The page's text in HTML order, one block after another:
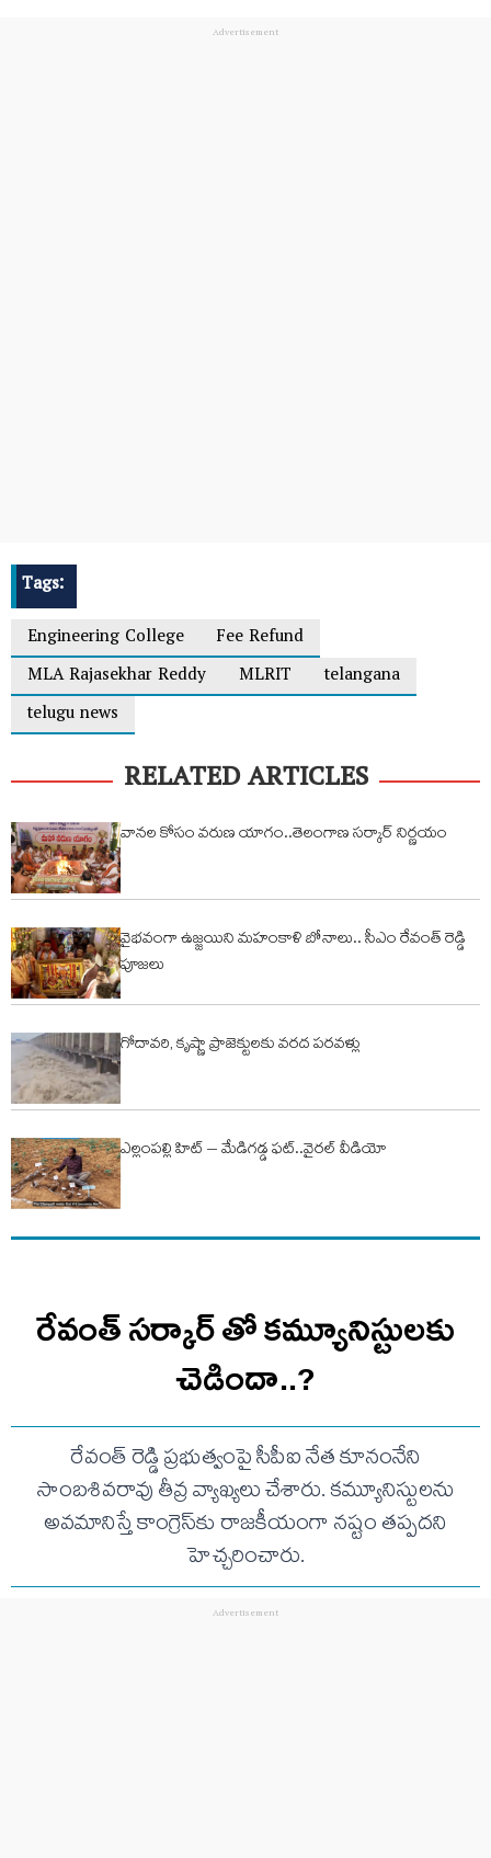
Tags:
Engineering College
Fee Refund
MLA Rajasekhar Reddy
MLRIT
telangana
telugu news
RELATED ARTICLES
వానల కోసం వరుణ యాగం..తెలంగాణ సర్కార్ నిర్ణయం
వైభవంగా ఉజ్జయిని మహంకాళి బోనాలు.. సీఎం రేవంత్ రెడ్డి
పూజలు
గోదావరి, కృష్ణా ప్రాజెక్టులకు వరద పరవళ్లు
ఎల్లంపల్లి హిట్ – మేడిగడ్డ ఫట్..వైరల్ వీడియో
రేవంత్ సర్కార్ తో కమ్యూనిస్టులకు
చెడిందా..?
రేవంత్ రెడ్డి ప్రభుత్వంపై సీపీఐ నేత కూనంనేని
సాంబశివరావు తీవ్ర వ్యాఖ్యలు చేశారు. కమ్యూనిస్టులను
అవమానిస్తే కాంగ్రెస్‌కు రాజకీయంగా నష్టం తప్పదని
హెచ్చరించారు.